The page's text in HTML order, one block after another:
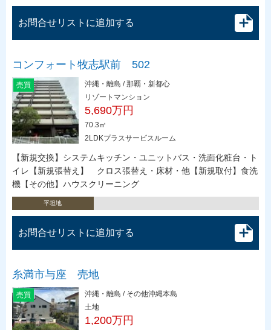
お問合せリストに追加する
コンフォート牧志駅前 502
売買
沖縄・離島 / 那覇・新都心
リゾートマンション
5,690万円
70.3㎡
2LDKプラスサービスルーム
【新規交換】システムキッチン・ユニットバス・洗面化粧台・ト
イレ【新規張替え】 クロス張替え・床材・他【新規取付】食洗
機【その他】ハウスクリーニング
平坦地
お問合せリストに追加する
糸満市与座 売地
売買
沖縄・離島 / その他沖縄本島
土地
1,200万円